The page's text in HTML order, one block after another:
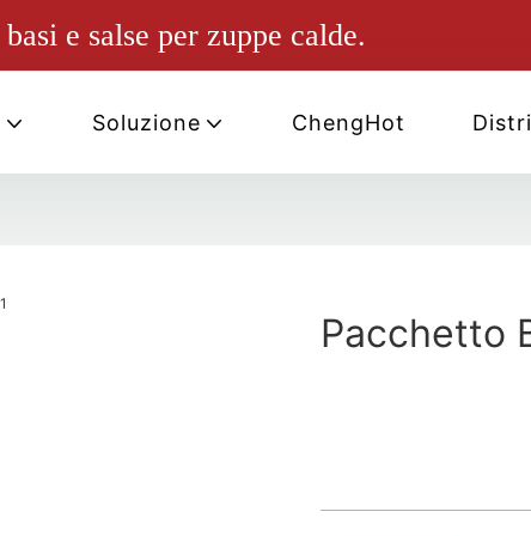
e salse per zuppe calde.
Soluzione ChengHot
Pacchetto